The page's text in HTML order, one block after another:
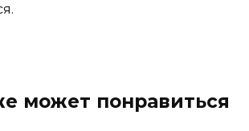
может понравиться